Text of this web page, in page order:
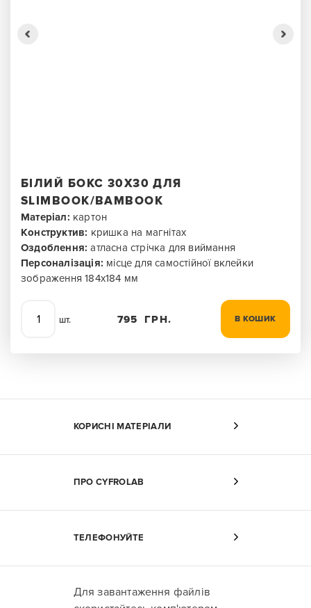
БІЛИЙ БОКС 30X30 ДЛЯ
SLIMBOOK/BAMBOOK
Матеріал: картон
Конструктив: кришка на магнітах
Оздоблення: атласна стрічка для виймання
Персоналізація: місце для самостійної вклейки
зображення 184х184 мм
шт. 795 ГРН. В КОШИК
КОРИСНІ МАТЕРІАЛИ
ПРО CYFROLAB
ТЕЛЕФОНУЙТЕ
Для завантаження файлів